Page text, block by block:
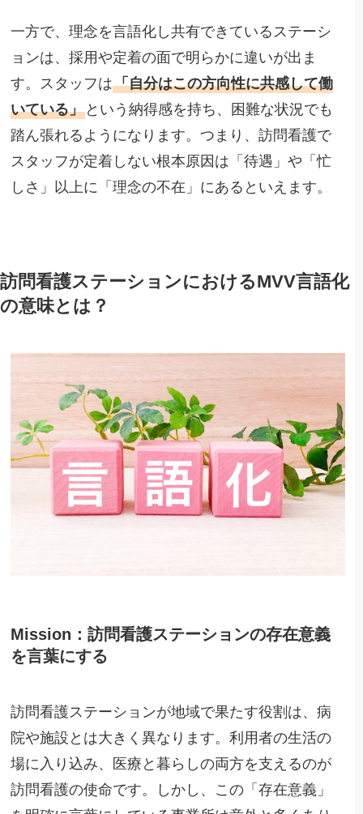
一方で、理念を言語化し共有できているステーシ
ョンは、採用や定着の面で明らかに違いが出ま
す。スタッフは「自分はこの方向性に共感して働
いている」 という納得感を持ち、困難な状況でも
踏ん張れるようになります。つまり、訪問看護で
スタッフが定着しない根本原因は「待遇」や「忙
しさ」以上に「理念の不在」にあるといえます。
訪問看護ステーションにおけるMVV言語化
の意味とは？
Mission：訪問看護ステーションの存在意義
を言葉にする
訪問看護ステーションが地域で果たす役割は、病
院や施設とは大きく異なります。利用者の生活の
場に入り込み、医療と暮らしの両方を支えるのが
訪問看護の使命です。しかし、この「存在意義」